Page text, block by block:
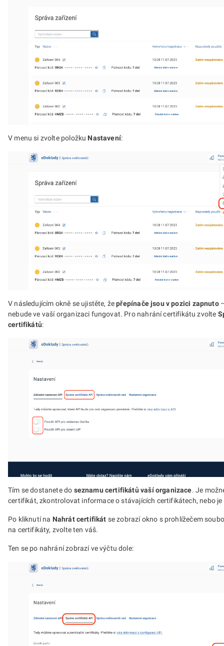
V menu si zvolte položku Nastavení:
V následujícím okně se ujistěte, žepřepínače jsou v pozici zapnuto
nebude ve vaší organizaci fungovat. Pro nahrání certifikátu zvolte
certifikátů:
Tím se dostanete do seznamu certifikátů vaší organizace. Je
certifikát, zkontrolovat informace o stávajících certifikátech, nebo
Po kliknutí na Nahrát certifikát se zobrazí okno s prohlížečem
na certifikáty, zvolte ten váš.
Ten se po nahrání zobrazí ve výčtu dole: